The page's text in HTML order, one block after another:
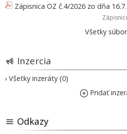
Zápisnica OZ č.4/2026 zo dňa
Všetky
Inzercia
› Všetky inzeráty (0)
Pridať
Odkazy